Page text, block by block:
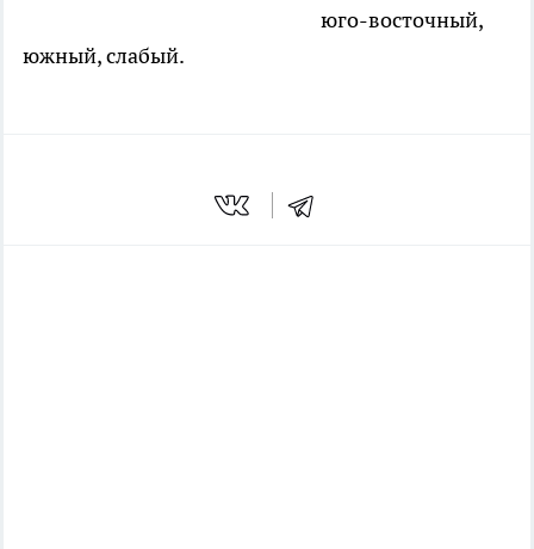
юго-восточный,
южный, слабый.